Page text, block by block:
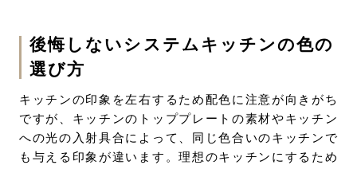
後悔しないシステムキッチンの色の
選び方
キッチンの印象を左右するため配色に注意が向きがち
ですが、キッチンのトッププレートの素材やキッチン
への光の入射具合によって、同じ色合いのキッチンで
も与える印象が違います。理想のキッチンにするため